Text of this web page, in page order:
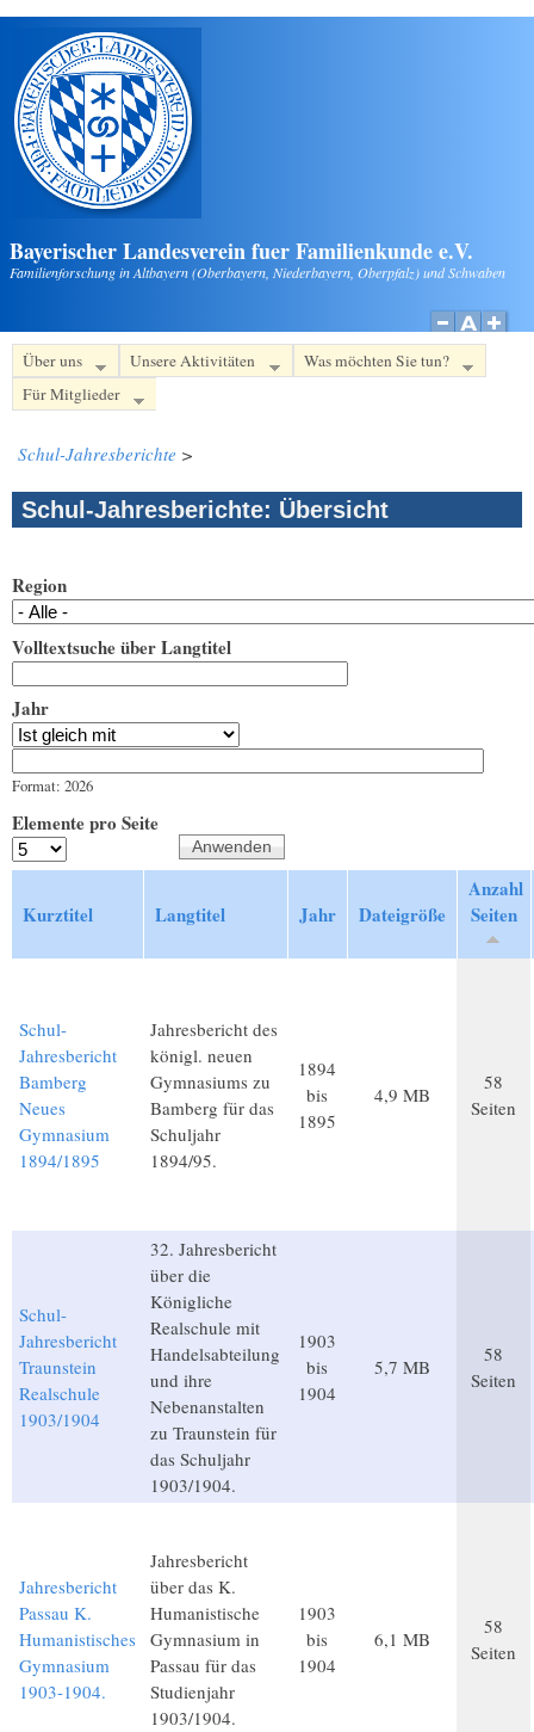
Direkt zum Inhalt
Bayerischer Landesverein fuer Familienkunde e.V.
Familienforschung in Altbayern (Oberbayern, Niederbayern, Oberpfalz) und Schwaben
Über uns Unsere Aktivitäten
Was möchten Sie tun?
Für Mitglieder
Schul-Jahresberichte >
Schul-Jahresberichte: Übersicht
Region
Volltextsuche über Langtitel
Jahr
Format: 2026
Elemente pro Seite
Kurztitel Langtitel Jahr Dateigröße
Anzahl
Seiten
Schul-
Jahresbericht
Bamberg
Neues
Gymnasium
1894/1895
Jahresbericht des
königl. neuen
Gymnasiums zu
Bamberg für das
Schuljahr
1894/95.
1894
bis
1895
4,9 MB
58
Seiten
Schul-
Jahresbericht
Traunstein
Realschule
1903/1904
32. Jahresbericht
über die
Königliche
Realschule mit
Handelsabteilung
und ihre
Nebenanstalten
zu Traunstein für
das Schuljahr
1903/1904.
1903
bis
1904
5,7 MB
58
Seiten
Jahresbericht
Passau K.
Humanistisches
Gymnasium
1903-1904.
Jahresbericht
über das K.
Humanistische
Gymnasium in
Passau für das
Studienjahr
1903/1904.
1903
bis
1904
6,1 MB
58
Seiten